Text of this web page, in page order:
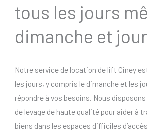
tous les jours
dimanche et
Notre service de location de lift Ciney
les jours, y compris le dimanche et les
répondre à vos besoins. Nous disposons
de levage de haute qualité pour aider à
biens dans les espaces difficiles